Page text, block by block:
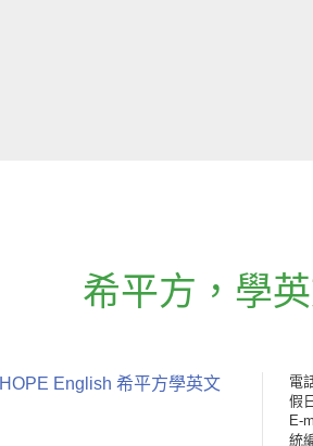
希平方 ， 學
HOPE English 希平方學英文 電
假
E-
統